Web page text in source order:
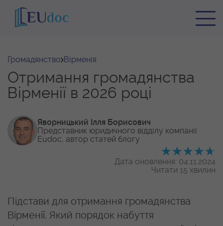
Громадянство Вірменія
Отримання громадянства
Вірменії в 2026 році
Яворницький Ілля Борисович
Представник юридичного відділу компанії
Eudoc, автор статей блогу
Дата оновлення: 04.11.2024
Читати 15 хвилин
Підстави для отримання громадянства
Вірменії. Який порядок набуття